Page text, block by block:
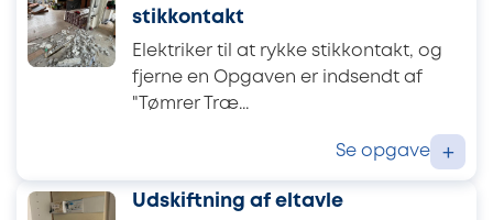
stikkontakt
Elektriker til at rykke stikkontakt, og
fjerne en Opgaven er indsendt af
"Tømrer Træ...
Se opgave +
Udskiftning af eltavle